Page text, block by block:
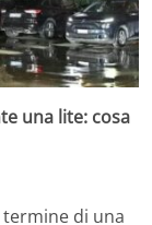
una lite: cosa
di una